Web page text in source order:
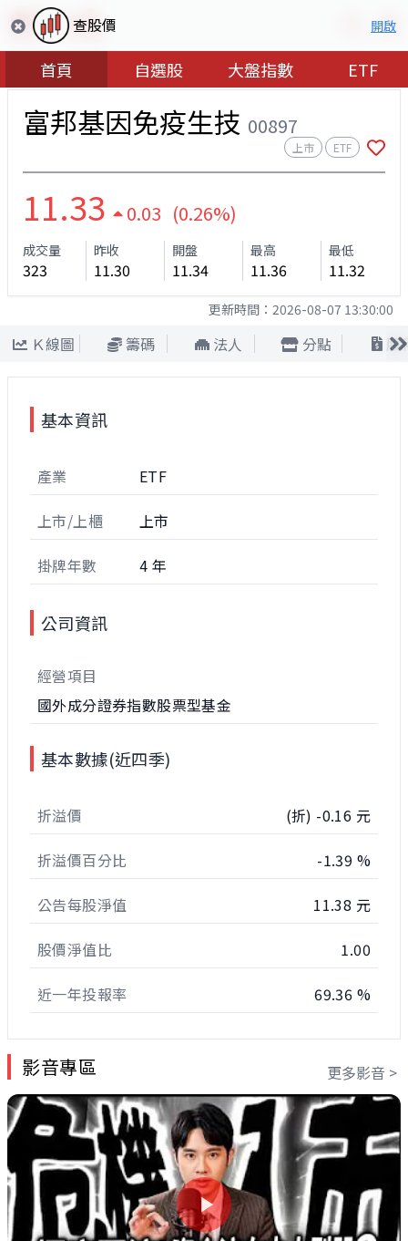
查股價 開啟
首頁 自選股 大盤指數 ETF
富邦基因免疫生技 00897
上市 ETF
11.33 0.03 (0.26%)
成交量
323
昨收
11.30
開盤
11.34
最高
11.36
最低
11.32
更新時間： 2026-08-07 13:30:00
Ｋ線圖 籌碼 法人 分點 股
基本資訊
產業 ETF
上市/上櫃 上市
掛牌年數 4 年
公司資訊
經營項目
國外成分證券指數股票型基金
基本數據(近四季)
折溢價 (折) -0.16 元
折溢價百分比 -1.39 %
公告每股淨值 11.38 元
股價淨值比 1.00
近一年投報率 69.36 %
影音專區 更多影音 >